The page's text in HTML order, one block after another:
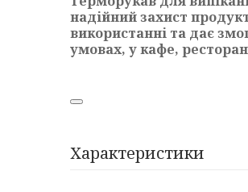
надійний захист
використанні та дає
умовах, у кафе,
Характеристики